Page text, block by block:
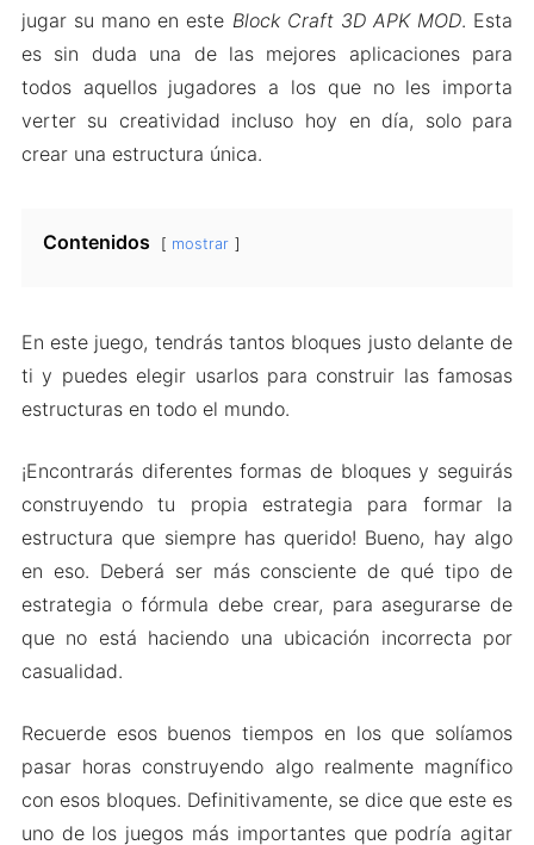
jugar su mano en este Block Craft 3D APK MOD. Esta
es sin duda una de las mejores aplicaciones para
todos aquellos jugadores a los que no les importa
verter su creatividad incluso hoy en día, solo para
crear una estructura única.
Contenidos mostrar
En este juego, tendrás tantos bloques justo delante de
ti y puedes elegir usarlos para construir las famosas
estructuras en todo el mundo.
¡Encontrarás diferentes formas de bloques y seguirás
construyendo tu propia estrategia para formar la
estructura que siempre has querido! Bueno, hay algo
en eso. Deberá ser más consciente de qué tipo de
estrategia o fórmula debe crear, para asegurarse de
que no está haciendo una ubicación incorrecta por
casualidad.
Recuerde esos buenos tiempos en los que solíamos
pasar horas construyendo algo realmente magnífico
con esos bloques. Definitivamente, se dice que este es
uno de los juegos más importantes que podría agitar